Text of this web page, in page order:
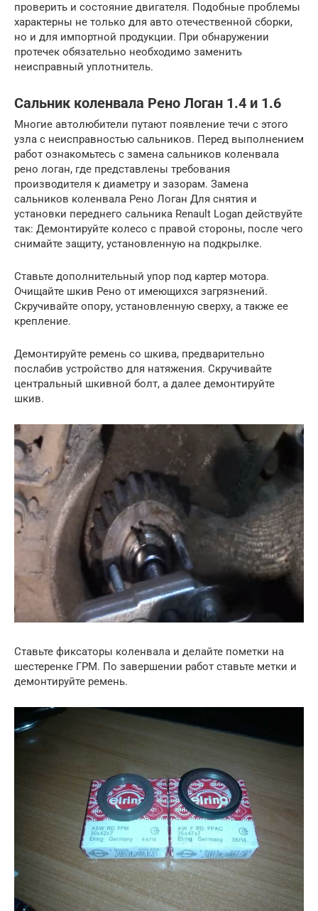
проверить и состояние двигателя. Подобные проблемы
характерны не только для авто отечественной сборки,
но и для импортной продукции. При обнаружении
протечек обязательно необходимо заменить
неисправный уплотнитель.
Сальник коленвала Рено Логан 1.4 и 1.6
Многие автолюбители путают появление течи с этого
узла с неисправностью сальников. Перед выполнением
работ ознакомьтесь с замена сальников коленвала
рено логан, где представлены требования
производителя к диаметру и зазорам. Замена
сальников коленвала Рено Логан Для снятия и
установки переднего сальника Renault Logan действуйте
так: Демонтируйте колесо с правой стороны, после чего
снимайте защиту, установленную на подкрылке.
Ставьте дополнительный упор под картер мотора.
Очищайте шкив Рено от имеющихся загрязнений.
Скручивайте опору, установленную сверху, а также ее
крепление.
Демонтируйте ремень со шкива, предварительно
послабив устройство для натяжения. Скручивайте
центральный шкивной болт, а далее демонтируйте
шкив.
Ставьте фиксаторы коленвала и делайте пометки на
шестеренке ГРМ. По завершении работ ставьте метки и
демонтируйте ремень.